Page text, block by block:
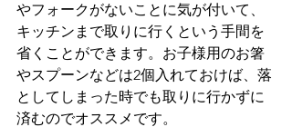
やフォークがないことに気が付いて、
キッチンまで取りに行くという手間を
省くことができます。お子様用のお箸
やスプーンなどは2個入れておけば、落
としてしまった時でも取りに行かずに
済むのでオススメです。